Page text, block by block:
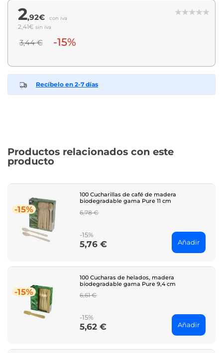
2,92€ con iva
2,41€ sin iva
3,44 € -15%
Recíbelo en 2-7 días
Productos relacionados con este
producto
-15%
100 Cucharillas de café de madera
biodegradable gama Pure 11 cm
Regular
6,78 €
-15%
Price
5,76 € Añadir
-15%
100 Cucharas de helados, madera
biodegradable gama Pure 9,4 cm
Regular
6,61 €
-15%
Price
5,62 € Añadir